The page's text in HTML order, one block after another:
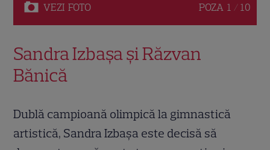
VEZI FOTO POZA 1 / 10
Sandra Izbașa și Răzvan
Bănică
Dublă campioană olimpică la gimnastică
artistică, Sandra Izbașa este decisă să